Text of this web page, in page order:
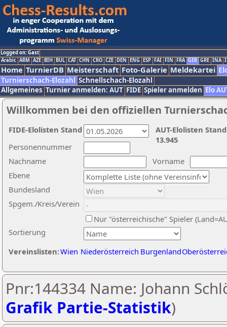
Logged on: Gast
Arabic ARM AZE BIH BUL CAT CHN CRO CZE DEN ENG ESP FAI FIN FRA GER GRE INA
Home TurnierDB Meisterschaft Foto-Galerie Meldekartei
Turnierschach-Elozahl Schnellschach-Elozahl
Allgemeines Turnier anmelden: AUT FIDE Spieler anmelden Elo
Willkommen bei den offiziellen
Nachname
Vorname
Ebene
Sortierung
Personennummer
Bundesland
Spgem./Kreis/Verein
Nur "österreichische" Spieler
Vereinslisten:Wien Niederösterreich Burgenland
AUT-Elolisten
13.945
FIDE-Elolisten Stand
Pnr:144334 Name: Johann
Grafik Partie-Statistik)